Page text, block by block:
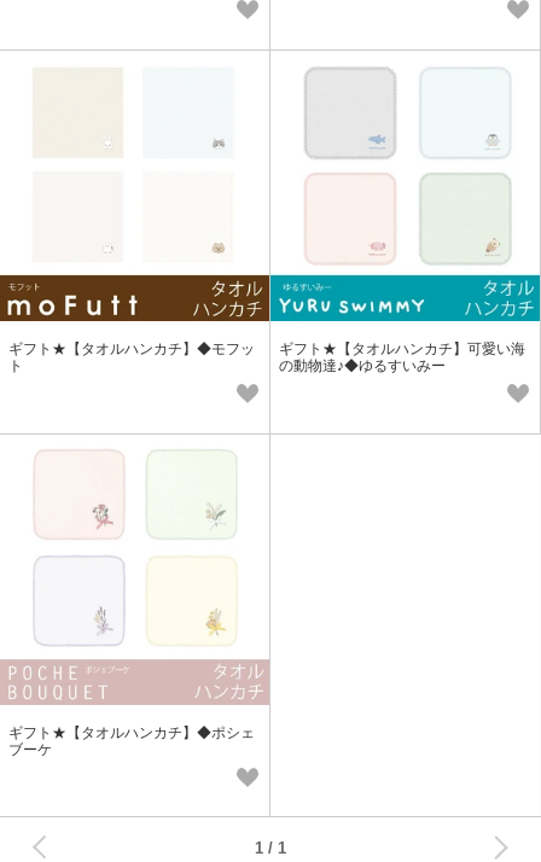
ギフト★【タオルハンカチ】◆モフッ
ト
ギフト★【タオルハンカチ】可愛い海
の動物達♪◆ゆるすいみー
ギフト★【タオルハンカチ】◆ポシェ
ブーケ
1